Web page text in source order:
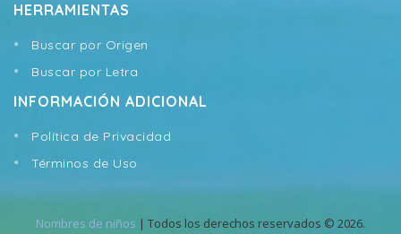
HERRAMIENTAS
Buscar por Origen
Buscar por Letra
INFORMACIÓN ADICIONAL
Política de Privacidad
Términos de Uso
Nombres de niños | Todos los derechos reservados © 2026.